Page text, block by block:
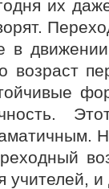
их
в
возраст
учителей,